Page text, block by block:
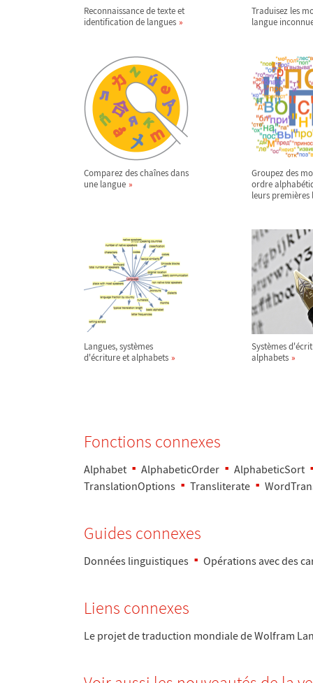
Reconnaissance de texte et
identification de langues
Traduisez les
langue
Comparez des chaînes dans
une langue
Groupez des
ordre
leurs premières
Langues, systèmes
d'écriture et alphabets
Systèmes
alphabets
Fonctions connexes
Alphabet AlphabeticOrder
AlphabeticSort
TranslationOptions
Transliterate
Guides connexes
Données linguistiques Opérations avec des
Liens connexes
Le projet de traduction mondiale de Wolfram